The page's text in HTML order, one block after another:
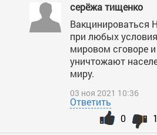
серёжа тищенко
Вакцинироваться
при любых
мировом сговоре и
уничтожают
миру.
03 ноя 2021 10:36
Ответить
1
0